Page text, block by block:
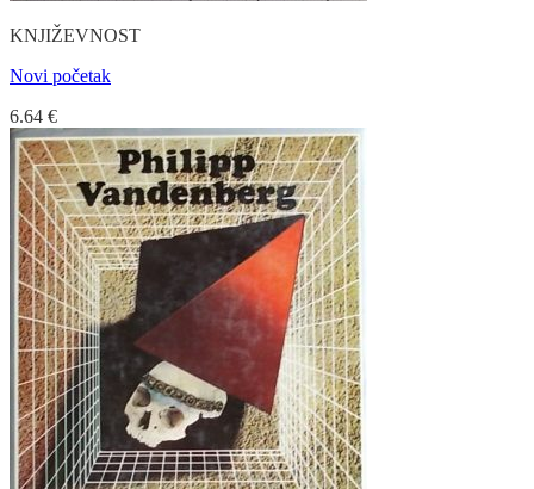
KNJIŽEVNOST
Novi početak
6.64 €